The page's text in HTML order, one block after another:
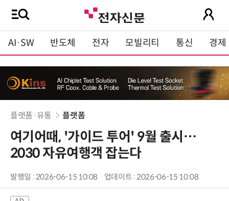
AI·SW 반도체 전자 모빌리티 통신 경제
플랫폼·유통 플랫폼
여기어때, '가이드 투어' 9월 출시…
2030 자유여행객 잡는다
발행일 : 2026-06-15 10:08 업데이트 : 2026-06-15 10:08